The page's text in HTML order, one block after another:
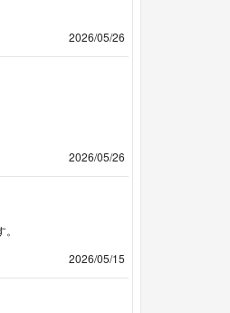
2026/05/26
2026/05/26
2026/05/15